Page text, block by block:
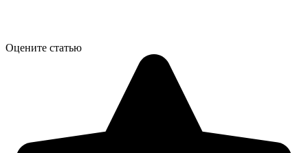
Оцените статью